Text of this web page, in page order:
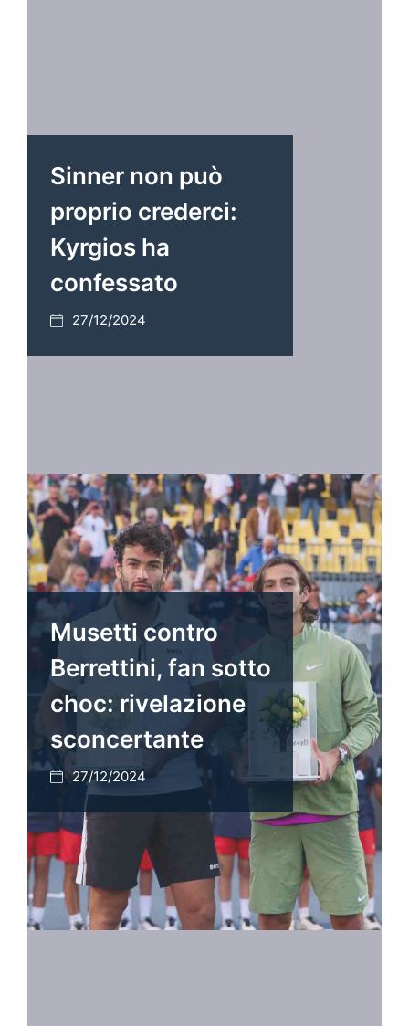
Sinner non può
proprio crederci:
Kyrgios ha
confessato
27/12/2024
Musetti contro
Berrettini, fan sotto
choc: rivelazione
sconcertante
27/12/2024